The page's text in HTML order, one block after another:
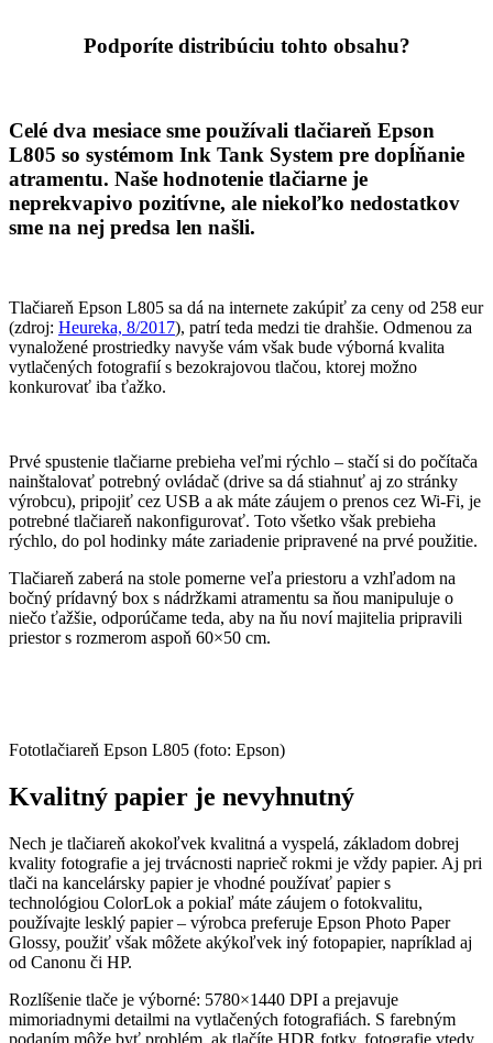
Podporíte distribúciu tohto obsahu?
Celé dva mesiace sme používali tlačiareň Epson
L805 so systémom Ink Tank System pre dopĺňanie
atramentu. Naše hodnotenie tlačiarne je
neprekvapivo pozitívne, ale niekoľko nedostatkov
sme na nej predsa len našli.
Tlačiareň Epson L805 sa dá na internete zakúpiť za ceny od 258 eur
(zdroj: Heureka, 8/2017), patrí teda medzi tie drahšie. Odmenou za
vynaložené prostriedky navyše vám však bude výborná kvalita
vytlačených fotografií s bezokrajovou tlačou, ktorej možno
konkurovať iba ťažko.
Prvé spustenie tlačiarne prebieha veľmi rýchlo – stačí si do počítača
nainštalovať potrebný ovládač (drive sa dá stiahnuť aj zo stránky
výrobcu), pripojiť cez USB a ak máte záujem o prenos cez Wi-Fi, je
potrebné tlačiareň nakonfigurovať. Toto všetko však prebieha
rýchlo, do pol hodinky máte zariadenie pripravené na prvé použitie.
Tlačiareň zaberá na stole pomerne veľa priestoru a vzhľadom na
bočný prídavný box s nádržkami atramentu sa ňou manipuluje o
niečo ťažšie, odporúčame teda, aby na ňu noví majitelia pripravili
priestor s rozmerom aspoň 60×50 cm.
Fototlačiareň Epson L805 (foto: Epson)
Kvalitný papier je nevyhnutný
Nech je tlačiareň akokoľvek kvalitná a vyspelá, základom dobrej
kvality fotografie a jej trvácnosti naprieč rokmi je vždy papier. Aj pri
tlači na kancelársky papier je vhodné používať papier s
technológiou ColorLok a pokiaľ máte záujem o fotokvalitu,
používajte lesklý papier – výrobca preferuje Epson Photo Paper
Glossy, použiť však môžete akýkoľvek iný fotopapier, napríklad aj
od Canonu či HP.
Rozlíšenie tlače je výborné: 5780×1440 DPI a prejavuje
mimoriadnymi detailmi na vytlačených fotografiách. S farebným
podaním môže byť problém, ak tlačíte HDR fotky, fotografie vtedy